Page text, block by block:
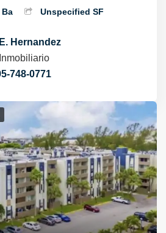
Ba Unspecified SF
Hernandez
748-0771